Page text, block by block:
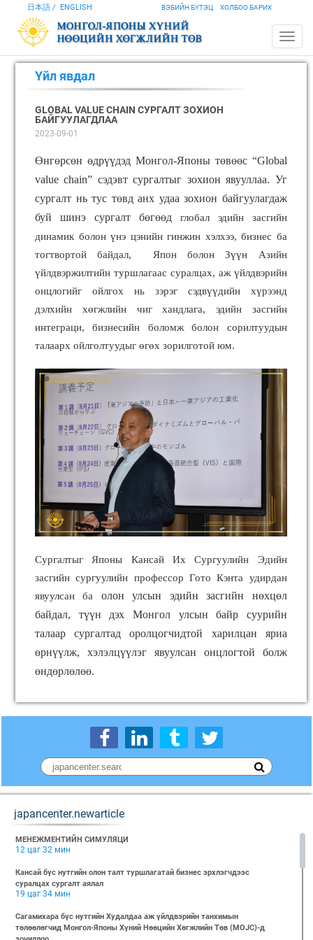
ВЭБИЙН БҮТЭЦ ХОЛБОО БАРИХ
日本語 ENGLISH
Үйл явдал
GLOBAL VALUE CHAIN СУРГАЛТ ЗОХИОН
БАЙГУУЛАГДЛАА
2023-09-01
Өнгөрсөн өдрүүдэд Монгол-Японы төвөөс “Global
value chain” сэдэвт сургалтыг зохион явууллаа. Уг
сургалт нь тус төвд анх удаа зохион байгуулагдаж
буй шинэ сургалт бөгөөд глобал эдийн засгийн
динамик болон үнэ цэнийн гинжин хэлхээ, бизнес ба
тогтвортой байдал, Япон болон Зүүн Азийн
үйлдвэржилтийн туршлагаас суралцах, аж үйлдвэрийн
онцлогийг ойлгох нь зэрэг сэдвүүдийн хүрээнд
дэлхийн хөгжлийн чиг хандлага, эдийн засгийн
интеграци, бизнесийн боломж болон сорилтуудын
талаарх ойлголтуудыг өгөх зорилготой юм.
Сургалтыг Японы Кансай Их Сургуулийн Эдийн
засгийн сургуулийн профессор Гото Кэнта удирдан
явуулсан ба олон улсын эдийн засгийн нөхцөл
байдал, түүн дэх Монгол улсын байр суурийн
талаар сургалтад оролцогчидтой харилцан яриа
өрнүүлж, хэлэлцүүлэг явуулсан онцлогтой болж
өндөрлөлөө.
japancenter.newarticle
МЕНЕЖМЕНТИЙН СИМУЛЯЦИ
12 цаг 32 мин
Кансай бүс нутгийн олон талт туршлагатай бизнес эрхлэгчдээс
суралцах сургалт аялал
19 цаг 34 мин
Сагамихара бүс нутгийн Худалдаа аж үйлдвэрийн танхимын
төлөөлөгчид Монгол-Японы Хүний Нөөцийн Хөгжлийн Төв (MOJC)-д